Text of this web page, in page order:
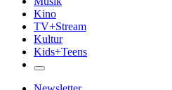
Kino
TV+Stream
Kultur
Kids+Teens